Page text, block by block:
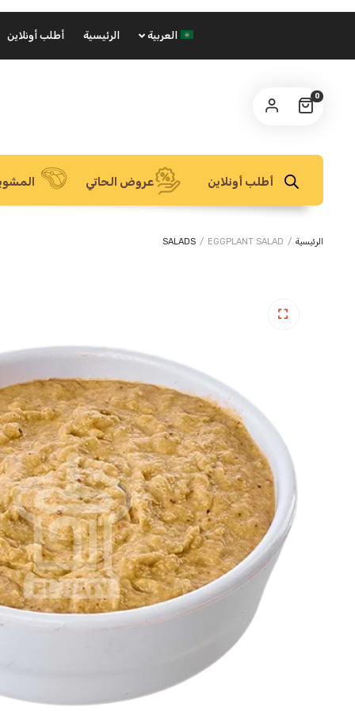
العربية الرئيسية أطلب أونلاين
0
أطلب أونلاين عروض الحاتي
الرئيسية /
SALADS / EGGPLANT SALAD